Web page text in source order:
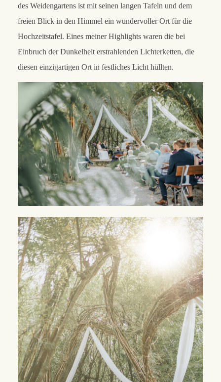
des Weidengartens ist mit seinen langen Tafeln und dem
freien Blick in den Himmel ein wundervoller Ort für die
Hochzeitstafel. Eines meiner Highlights waren die bei
Einbruch der Dunkelheit erstrahlenden Lichterketten, die
diesen einzigartigen Ort in festliches Licht hüllten.